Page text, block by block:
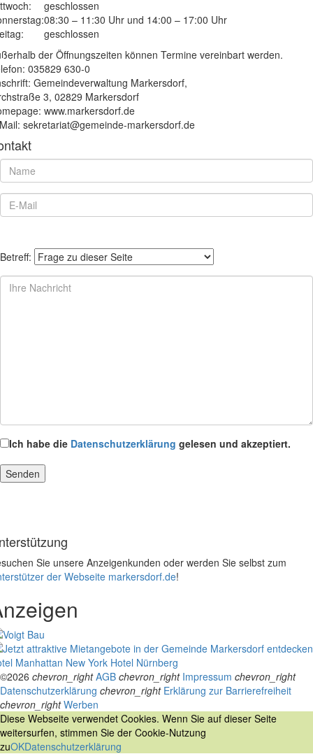
geschlossen
08:30 – 11:30 Uhr und 14:00 – 17:00 Uhr
geschlossen
der Öffnungszeiten können Termine vereinbart werden.
035829 630-0
Gemeindeverwaltung Markersdorf,
3, 02829 Markersdorf
www.markersdorf.de
sekretariat@gemeinde-markersdorf.de
Betreff:
Ich habe die Datenschutzerklärung gelesen und akzeptiert.
Sie unsere Anzeigenkunden oder werden Sie selbst zum
der Webseite markersdorf.de!
Manhattan New York Hotel Nürnberg
©2026 chevron_right AGB chevron_right Impressum chevron_right
Datenschutzerklärung chevron_right Erklärung zur Barrierefreiheit
chevron_right Werben
Diese Webseite verwendet Cookies. Wenn Sie auf dieser Seite
weitersurfen, stimmen Sie der Cookie-Nutzung
zuOKDatenschutzerklärung